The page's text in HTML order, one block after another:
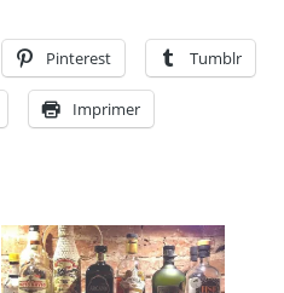
Pinterest Tumblr
Imprimer